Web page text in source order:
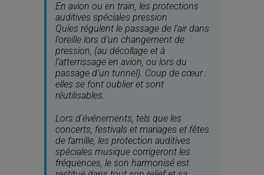
En avion ou en train, les protections
auditives spéciales pression
Quies régulent le passage de l’air dans
l’oreille lors d’un changement de
pression, (au décollage et à
l’atterrissage en avion, ou lors du
passage d’un tunnel). Coup de cœur :
elles se font oublier et sont
réutilisables.
Lors d’événements, tels que les
concerts, festivals et mariages et fêtes
de famille, les protection auditives
spéciales musique corrigeront les
fréquences, le son harmonisé est